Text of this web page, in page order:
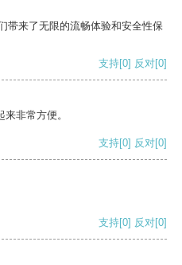
带来了无限的流畅体验和安全性保
支持[0] 反对[0]
非常方便。
支持[0] 反对[0]
支持[0] 反对[0]